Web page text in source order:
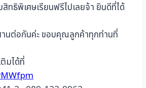
ทธิพิเศษเรียนฟรีไปเลยจ้า ยินดีที่ได้
านต่อกันค่ะ ขอบคุณลูกค้าทุกท่านที่
มได้ที่